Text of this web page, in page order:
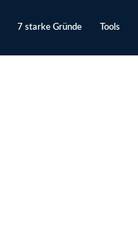
7 starke Gründe Tools